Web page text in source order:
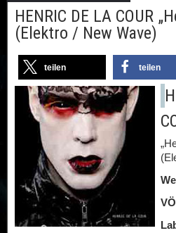
HENRIC DE LA COUR
(Elektro / New Wave)
teilen teilen